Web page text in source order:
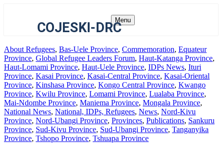
COJESKI-DRCMenu
About Refugees, Bas-Uele Province, Commemoration, Equateur
Province, Global Refugee Leaders Forum, Haut-Katanga Province,
Haut-Lomami Province, Haut-Uele Province, IDPs News, Ituri
Province, Kasai Province, Kasai-Central Province, Kasai-Oriental
Province, Kinshasa Province, Kongo Central Province, Kwango
Province, Kwilu Province, Lomami Province, Lualaba Province,
Mai-Ndombe Province, Maniema Province, Mongala Province,
National News, National, IDPs, Refugees, News, Nord-Kivu
Province, Nord-Ubangi Province, Provinces, Publications, Sankuru
Province, Sud-Kivu Province, Sud-Ubangi Province, Tanganyika
Province, Tshopo Province, Tshuapa Province